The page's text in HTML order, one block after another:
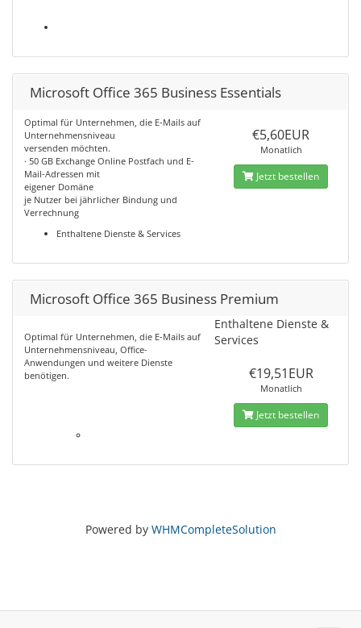
Microsoft Office 365 Business Essentials
Optimal für Unternehmen, die E-Mails auf
Unternehmensniveau
versenden möchten.
· 50 GB Exchange Online Postfach und E-
Mail-Adressen mit
eigener Domäne
je Nutzer bei jährlicher Bindung und
Verrechnung
Enthaltene Dienste & Services
€5,60EUR
Monatlich
Jetzt bestellen
Microsoft Office 365 Business Premium
Optimal für Unternehmen, die E-Mails auf
Unternehmensniveau, Office-
Anwendungen und weitere Dienste
benötigen.
Enthaltene Dienste &
Services
€19,51EUR
Monatlich
Jetzt bestellen
Powered by WHMCompleteSolution